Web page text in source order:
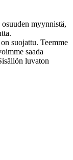
myynnistä,
suojattu. Teemme
saada
luvaton